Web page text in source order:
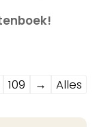
109 →
Alles